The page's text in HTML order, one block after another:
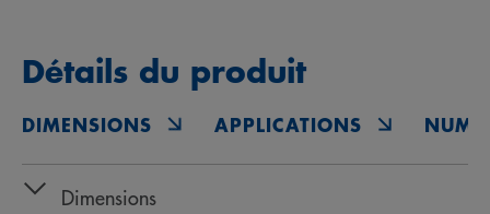
Détails du produit
DIMENSIONS APPLICATIONS
Dimensions